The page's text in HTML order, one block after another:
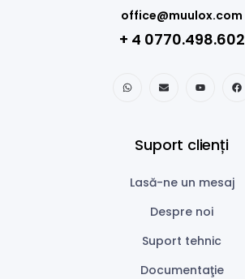
office@muulox.com
+ 4 0770.498.602
Suport clienți
Lasă-ne un mesaj
Despre noi
Suport tehnic
Documentaţie